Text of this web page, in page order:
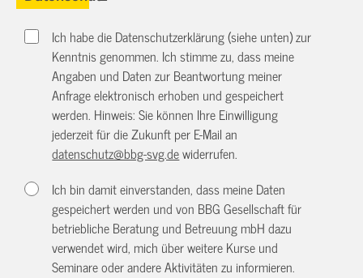
Ich habe die Datenschutzerklärung (siehe unten) zur
Kenntnis genommen. Ich stimme zu, dass meine
Angaben und Daten zur Beantwortung meiner
Anfrage elektronisch erhoben und gespeichert
werden. Hinweis: Sie können Ihre Einwilligung
jederzeit für die Zukunft per E-Mail an
datenschutz@bbg-svg.dewiderrufen.
Ich bin damit einverstanden, dass meine Daten
gespeichert werden und von BBG Gesellschaft für
betriebliche Beratung und Betreuung mbH dazu
verwendet wird, mich über weitere Kurse und
Seminare oder andere Aktivitäten zu informieren.